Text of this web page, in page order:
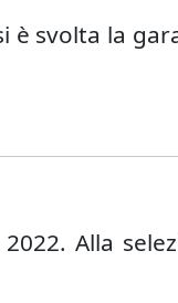
svolta la
Alla